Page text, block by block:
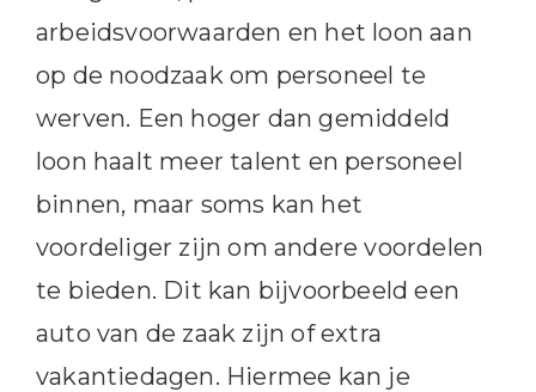
arbeidsvoorwaarden en het loon aan
op de noodzaak om personeel te
werven. Een hoger dan gemiddeld
loon haalt meer talent en personeel
binnen, maar soms kan het
voordeliger zijn om andere voordelen
te bieden. Dit kan bijvoorbeeld een
auto van de zaak zijn of extra
vakantiedagen. Hiermee kan je